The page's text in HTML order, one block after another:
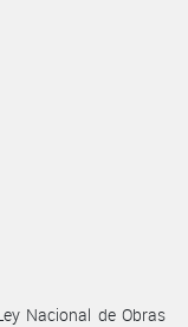
Nacional de Obras